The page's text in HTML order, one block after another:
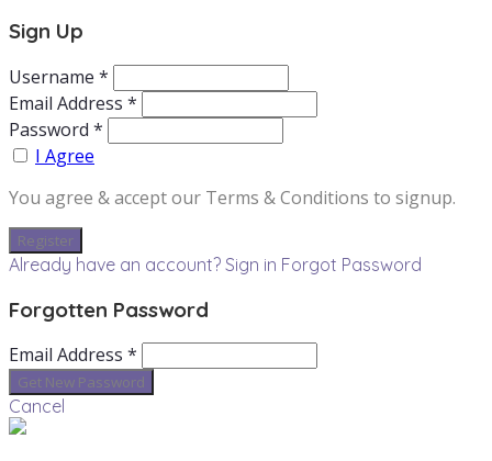
Sign Up
Username *
Email Address *
Password *
I Agree
You agree & accept our Terms & Conditions to signup.
Already have an account? Sign in Forgot Password
Forgotten Password
Email Address *
Cancel